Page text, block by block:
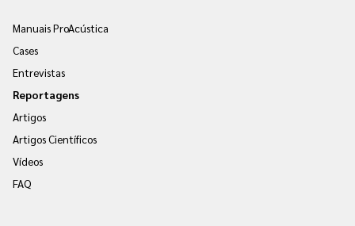
Manuais ProAcústica
Cases
Entrevistas
Reportagens
Artigos
Artigos Científicos
Vídeos
FAQ